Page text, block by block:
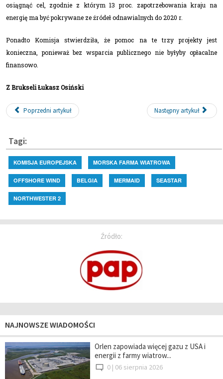
osiągnąć cel, zgodnie z którym 13 proc. zapotrzebowania kraju na
energię ma być pokrywane ze źródeł odnawialnych do 2020 r.
Ponadto Komisja stwierdziła, że pomoc na te trzy projekty jest
konieczna, ponieważ bez wsparcia publicznego nie byłyby opłacalne
finansowo.
Z Brukseli Łukasz Osiński
Poprzedni artykuł Następny artykuł
Tagi:
KOMISJA EUROPEJSKA MORSKA FARMA WIATROWA
OFFSHORE WIND BELGIA MERMAID SEASTAR
NORTHWESTER 2
Źródło:
NAJNOWSZE WIADOMOŚCI
Orlen zapowiada więcej gazu z USA i
energii z farmy wiatrow...
0 | 06 sierpnia 2026